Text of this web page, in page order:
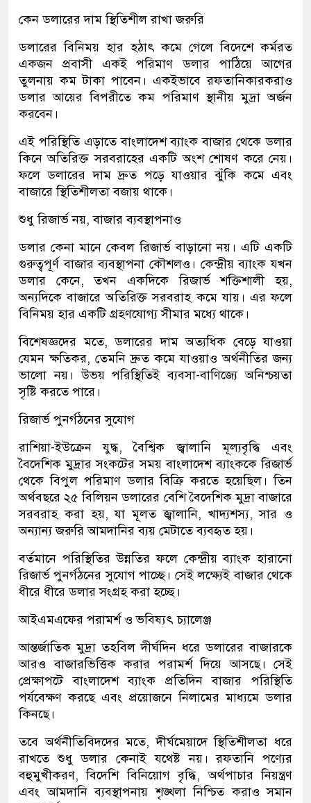
কেন ডলারের দাম স্থিতিশীল রাখা জরুরি
ডলারের বিনিময় হার হঠাৎ কমে গেলে বিদেশে কর্মরত
একজন প্রবাসী একই পরিমাণ ডলার পাঠিয়ে আগের
তুলনায় কম টাকা পাবেন। একইভাবে রফতানিকারকরাও
ডলার আয়ের বিপরীতে কম পরিমাণ স্থানীয় মুদ্রা অর্জন
করবেন।
এই পরিস্থিতি এড়াতে বাংলাদেশ ব্যাংক বাজার থেকে ডলার
কিনে অতিরিক্ত সরবরাহের একটি অংশ শোষণ করে নেয়।
ফলে ডলারের দাম দ্রুত পড়ে যাওয়ার ঝুঁকি কমে এবং
বাজারে স্থিতিশীলতা বজায় থাকে।
শুধু রিজার্ভ নয়, বাজার ব্যবস্থাপনাও
ডলার কেনা মানে কেবল রিজার্ভ বাড়ানো নয়। এটি একটি
গুরুত্বপূর্ণ বাজার ব্যবস্থাপনা কৌশলও। কেন্দ্রীয় ব্যাংক যখন
ডলার কেনে, তখন একদিকে রিজার্ভ শক্তিশালী হয়,
অন্যদিকে বাজারে অতিরিক্ত সরবরাহ কমে যায়। এর ফলে
বিনিময় হার একটি গ্রহণযোগ্য সীমার মধ্যে থাকে।
বিশেষজ্ঞদের মতে, ডলারের দাম অত্যধিক বেড়ে যাওয়া
যেমন ক্ষতিকর, তেমনি দ্রুত কমে যাওয়াও অর্থনীতির জন্য
ভালো নয়। উভয় পরিস্থিতিই ব্যবসা-বাণিজ্যে অনিশ্চয়তা
সৃষ্টি করতে পারে।
রিজার্ভ পুনর্গঠনের সুযোগ
রাশিয়া-ইউক্রেন যুদ্ধ, বৈশ্বিক জ্বালানি মূল্যবৃদ্ধি এবং
বৈদেশিক মুদ্রার সংকটের সময় বাংলাদেশ ব্যাংককে রিজার্ভ
থেকে বিপুল পরিমাণ ডলার বিক্রি করতে হয়েছিল। তিন
অর্থবছরে ২৫ বিলিয়ন ডলারের বেশি বৈদেশিক মুদ্রা বাজারে
সরবরাহ করা হয়, যা মূলত জ্বালানি, খাদ্যশস্য, সার ও
অন্যান্য জরুরি আমদানির ব্যয় মেটাতে ব্যবহৃত হয়।
বর্তমানে পরিস্থিতির উন্নতির ফলে কেন্দ্রীয় ব্যাংক হারানো
রিজার্ভ পুনর্গঠনের সুযোগ পাচ্ছে। সেই লক্ষ্যেই বাজার থেকে
ধীরে ধীরে ডলার সংগ্রহ করা হচ্ছে।
আইএমএফের পরামর্শ ও ভবিষ্যৎ চ্যালেঞ্জ
আন্তর্জাতিক মুদ্রা তহবিল দীর্ঘদিন ধরে ডলারের বাজারকে
আরও বাজারভিত্তিক করার পরামর্শ দিয়ে আসছে। সেই
প্রেক্ষাপটে বাংলাদেশ ব্যাংক প্রতিদিন বাজার পরিস্থিতি
পর্যবেক্ষণ করছে এবং প্রয়োজনে নিলামের মাধ্যমে ডলার
কিনছে।
তবে অর্থনীতিবিদদের মতে, দীর্ঘমেয়াদে স্থিতিশীলতা ধরে
রাখতে শুধু ডলার কেনাই যথেষ্ট নয়। রফতানি পণ্যের
বহুমুখীকরণ, বিদেশি বিনিয়োগ বৃদ্ধি, অর্থপাচার নিয়ন্ত্রণ
এবং আমদানি ব্যবস্থাপনায় শৃঙ্খলা নিশ্চিত করাও সমান